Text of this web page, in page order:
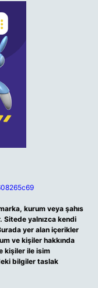
kurum veya şahıs
Sitede yalnızca kendi
yer alan içerikler
ve kişiler hakkında
kişiler ile isim
bilgiler taslak